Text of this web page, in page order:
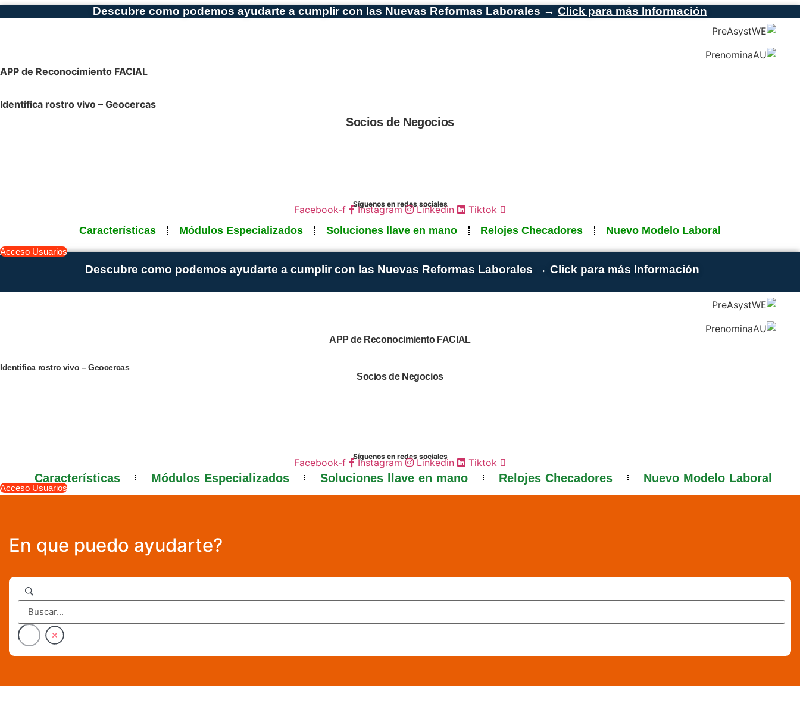
Ir
al
Descubre como podemos ayudarte a cumplir con las Nuevas Reformas Laborales → Click para más Información
APP de Reconocimiento FACIAL
Identifica rostro vivo – Geocercas
Socios de Negocios
Síguenos en redes sociales
Facebook-f Instagram Linkedin
Tiktok
Características
Módulos Especializados Soluciones llave en mano Relojes Checadores Nuevo Modelo Laboral
Acceso Usuarios
Descubre como podemos ayudarte a cumplir con las Nuevas Reformas Laborales → Click para más Información
APP de Reconocimiento FACIAL
Identifica rostro vivo – Geocercas
Socios de Negocios
Síguenos en redes sociales
Facebook-f Instagram Linkedin Tiktok
Características Módulos Especializados Soluciones llave en mano Relojes Checadores Nuevo Modelo Laboral
Acceso Usuarios
En que puedo ayudarte?